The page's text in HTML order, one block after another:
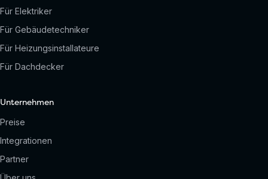
Für Elektriker
Für Gebäudetechniker
Für Heizungsinstallateure
Für Dachdecker
Unternehmen
Preise
Integrationen
Partner